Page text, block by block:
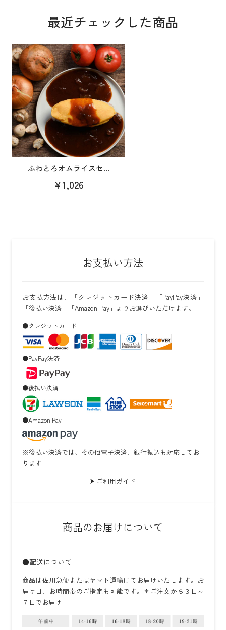
最近チェックした商品
ふわとろオムライスセ...
¥1,026
お支払い方法
お支払方法は、「クレジットカード決済」「PayPay決済」
「後払い決済」「Amazon Pay」よりお選びいただけます。
●クレジットカード
●PayPay決済
●後払い決済
●Amazon Pay
※後払い決済では、その他電子決済、銀行振込も対応してお
ります
ご利用ガイド
商品のお届けについて
●配送について
商品は佐川急便またはヤマト運輸にてお届けいたします。お
届け日、お時間帯のご指定も可能です。＊ご注文から３日～
７日でお届け